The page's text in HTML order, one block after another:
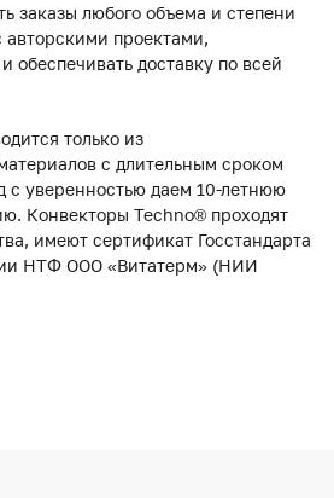
заказы любого объема и степени
авторскими проектами,
обеспечивать доставку по всей
только из
с длительным сроком
с уверенностью даем 10-летнюю
Конвекторы Techno® проходят
имеют сертификат Госстандарта
НТФ ООО «Витатерм» (НИИ